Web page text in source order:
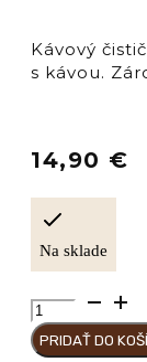
Kávový
s kávou.
14,90 €
Na sklade
množstvo
Ricambi
Gardosi
PRIDAŤ DO